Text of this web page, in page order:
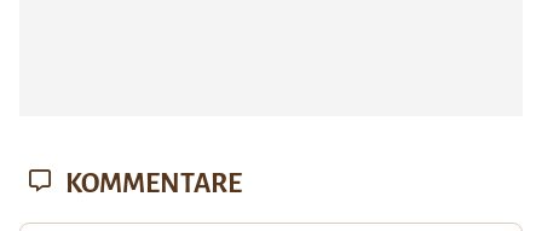
KOMMENTARE